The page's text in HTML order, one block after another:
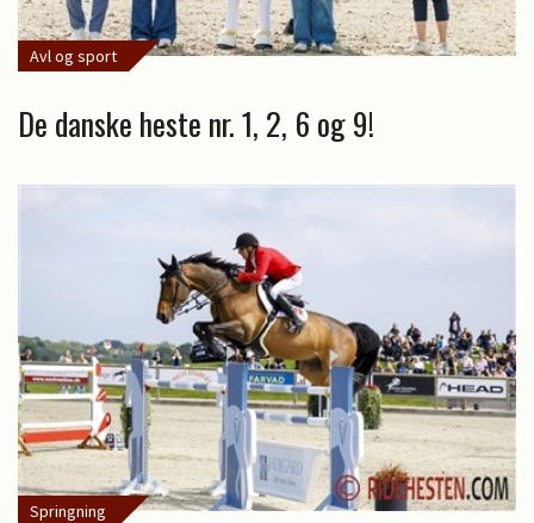
Avl og sport
De danske heste nr. 1, 2, 6 og 9!
Springning